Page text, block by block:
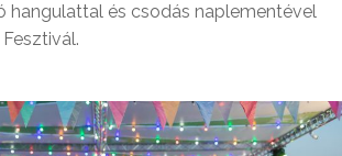
hangulattal és csodás naplementével